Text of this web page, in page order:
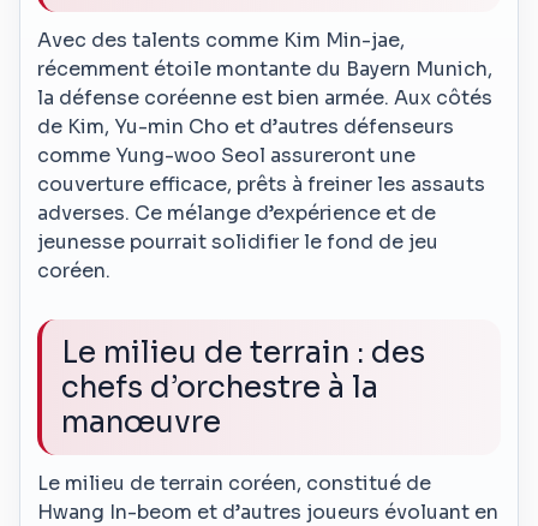
Avec des talents comme Kim Min-jae,
récemment étoile montante du Bayern Munich,
la défense coréenne est bien armée. Aux côtés
de Kim, Yu-min Cho et d’autres défenseurs
comme Yung-woo Seol assureront une
couverture efficace, prêts à freiner les assauts
adverses. Ce mélange d’expérience et de
jeunesse pourrait solidifier le fond de jeu
coréen.
Le milieu de terrain : des
chefs d’orchestre à la
manœuvre
Le milieu de terrain coréen, constitué de
Hwang In-beom et d’autres joueurs évoluant en